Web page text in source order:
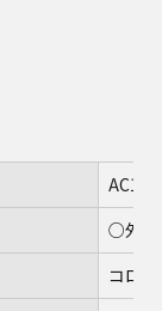
○外吹
コロ